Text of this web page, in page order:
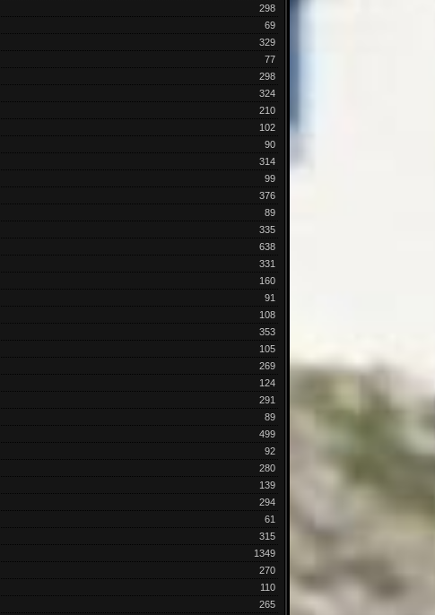
298
69
329
77
298
324
210
102
90
314
99
376
89
335
638
331
160
91
108
353
105
269
124
291
89
499
92
280
139
294
61
315
1349
270
110
265